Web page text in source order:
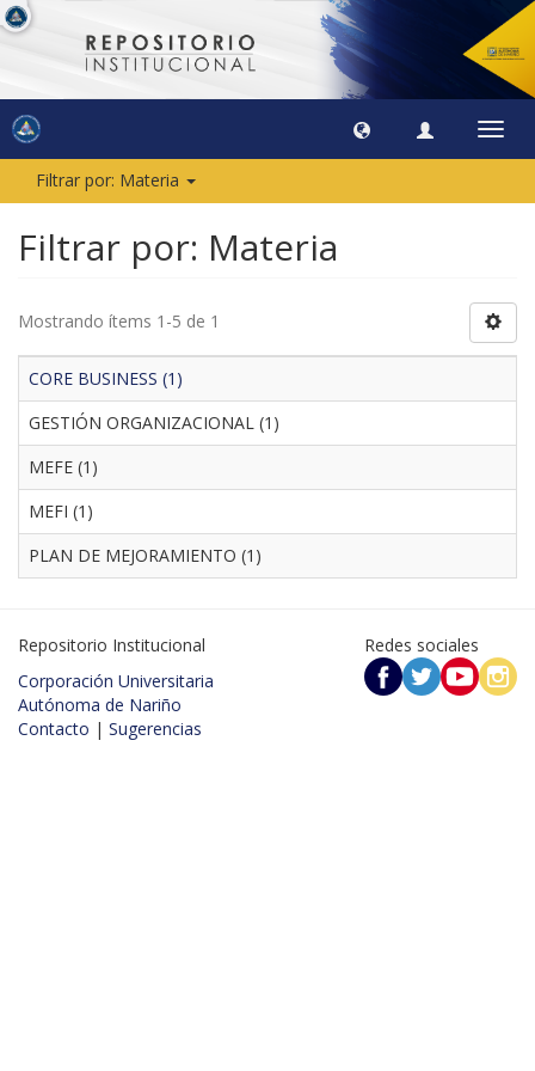
Filtrar por: Materia
Filtrar por: Materia
Mostrando ítems 1-5 de 1
CORE BUSINESS (1)
GESTIÓN ORGANIZACIONAL (1)
MEFE (1)
MEFI (1)
PLAN DE MEJORAMIENTO (1)
Repositorio Institucional
Corporación Universitaria
Autónoma de Nariño
Contacto | Sugerencias
Redes sociales